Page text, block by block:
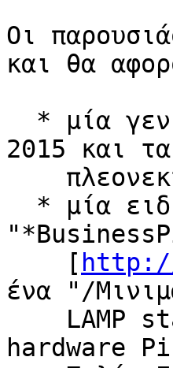
Οι
και θα
2015 και τα
    [
ένα "/
hardware